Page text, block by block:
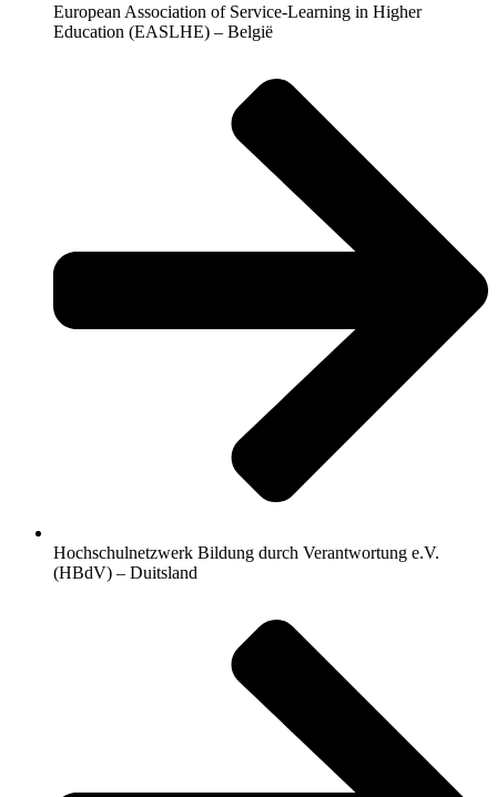
European Association of Service-Learning in Higher
Education (EASLHE) – België
Hochschulnetzwerk Bildung durch Verantwortung e.V.
(HBdV) – Duitsland